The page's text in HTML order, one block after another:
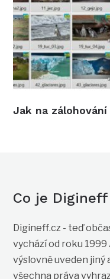
Jak na
Co je Digineff
Digineff.cz - teď
vychází od roku
výslovně uveden jiný
všechna práva